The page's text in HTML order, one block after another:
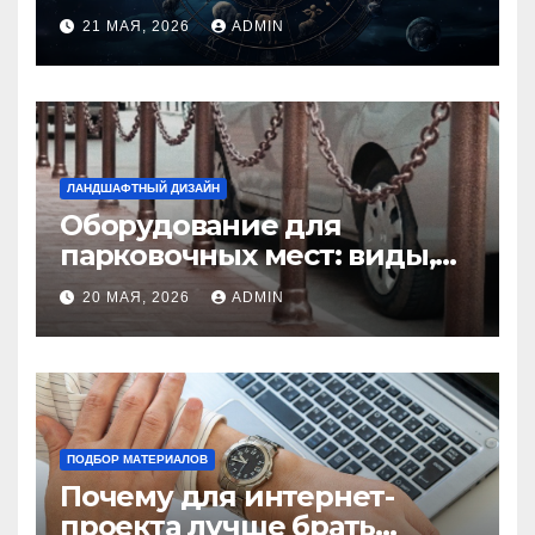
идеальную пару и
избежать конфликтов
21 МАЯ, 2026 ADMIN
ЛАНДШАФТНЫЙ ДИЗАЙН
Оборудование для
парковочных мест: виды,
функции и нормы
установки
20 МАЯ, 2026 ADMIN
ПОДБОР МАТЕРИАЛОВ
Почему для интернет-
проекта лучше брать